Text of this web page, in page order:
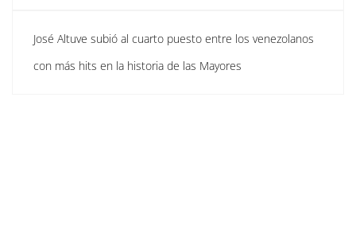
José Altuve subió al cuarto puesto entre los venezolanos
con más hits en la historia de las Mayores